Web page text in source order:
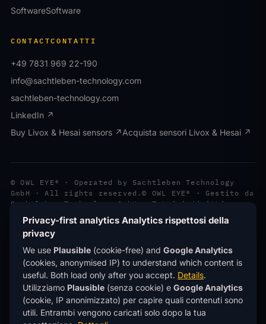
SoftwareSoftware
CONTACTCONTATTI
+49 7831 969 22-190
info@sachtleben-technology.com
sachtleben-technology.com
LinkedIn ↗
Buy Livox & Hesai sensors ↗Acquista sensori Livox & Hesai ↗
© OWL EYE® · Operated by Sachtleben Technology
GmbH · All rights reserved.© OWL EYE® · Gestito da
Sachtleben Technology GmbH · Tutti i diritti
PrivacyPrivacy ImprintNote legali
OWL EYE®is a registered trademark of Sachtleben
Technology GmbH.OWL EYE ®è un marchio registrato
di Sachtleben Technology GmbH.
This site usesprivacy-first analytics(Plausible)
— no cookies, no personal data, no tracking across
sites.Learn more.
Questo sito utilizza
analytics rispettosi della
privacy(Plausible) — niente cookie, niente dati
Privacy-first analytics Analytics rispettosi della
privacy
We use Plausible (cookie-free) and Google Analytics
(cookies, anonymised IP) to understand which content is
useful. Both load only after you accept. Details.
Utilizziamo Plausible (senza cookie) e Google Analytics
(cookie, IP anonimizzato) per capire quali contenuti sono
utili. Entrambi vengono caricati solo dopo la tua